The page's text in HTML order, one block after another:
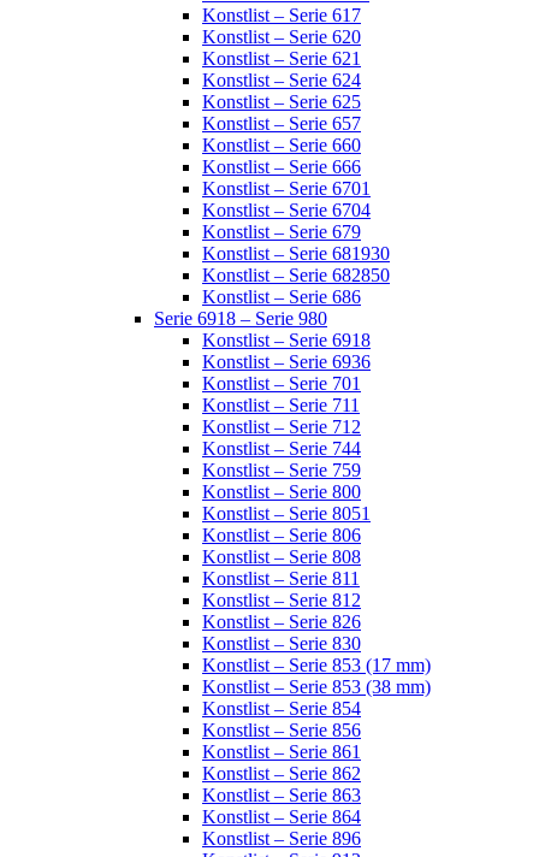
Konstlist – Serie 617
Konstlist – Serie 620
Konstlist – Serie 621
Konstlist – Serie 624
Konstlist – Serie 625
Konstlist – Serie 657
Konstlist – Serie 660
Konstlist – Serie 666
Konstlist – Serie 6701
Konstlist – Serie 6704
Konstlist – Serie 679
Konstlist – Serie 681930
Konstlist – Serie 682850
Konstlist – Serie 686
Serie 6918 – Serie 980
Konstlist – Serie 6918
Konstlist – Serie 6936
Konstlist – Serie 701
Konstlist – Serie 711
Konstlist – Serie 712
Konstlist – Serie 744
Konstlist – Serie 759
Konstlist – Serie 800
Konstlist – Serie 8051
Konstlist – Serie 806
Konstlist – Serie 808
Konstlist – Serie 811
Konstlist – Serie 812
Konstlist – Serie 826
Konstlist – Serie 830
Konstlist – Serie 853 (17 mm)
Konstlist – Serie 853 (38 mm)
Konstlist – Serie 854
Konstlist – Serie 856
Konstlist – Serie 861
Konstlist – Serie 862
Konstlist – Serie 863
Konstlist – Serie 864
Konstlist – Serie 896